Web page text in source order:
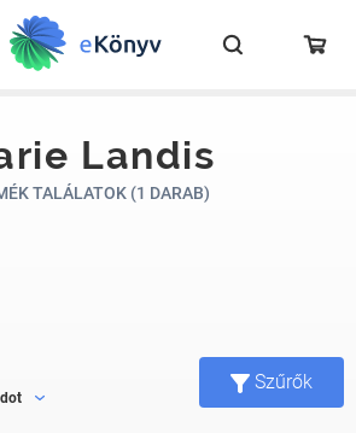
Landis
TALÁLATOK (1 DARAB)
Szűrők